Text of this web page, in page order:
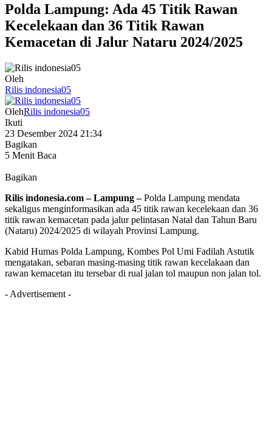
Polda Lampung: Ada 45 Titik Rawan
Kecelekaan dan 36 Titik Rawan
Kemacetan di Jalur Nataru 2024/2025
Oleh
Rilis indonesia05
OlehRilis indonesia05
Ikuti
23 Desember 2024 21:34
Bagikan
5 Menit Baca
Bagikan
Rilis indonesia.com – Lampung –Polda Lampung mendata
sekaligus menginformasikan ada 45 titik rawan kecelekaan dan 36
titik rawan kemacetan pada jalur pelintasan Natal dan Tahun Baru
(Nataru) 2024/2025 di wilayah Provinsi Lampung.
Kabid Humas Polda Lampung, Kombes Pol Umi Fadilah Astutik
mengatakan, sebaran masing-masing titik rawan kecelakaan dan
rawan kemacetan itu tersebar di rual jalan tol maupun non jalan tol.
- Advertisement -